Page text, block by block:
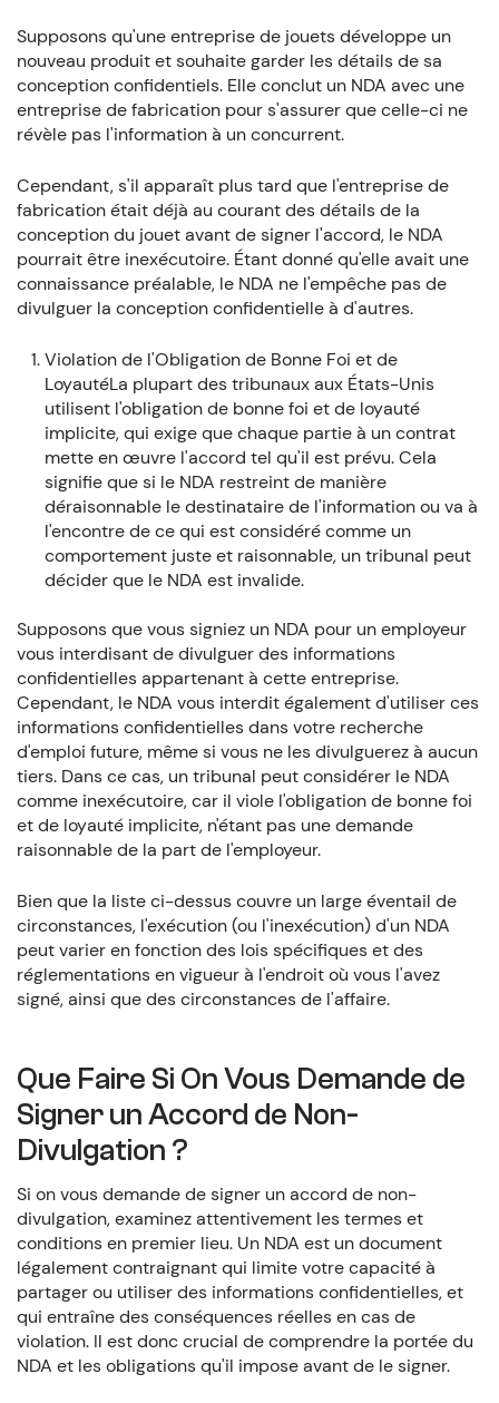
Supposons qu'une entreprise de jouets développe un
nouveau produit et souhaite garder les détails de sa
conception confidentiels. Elle conclut un NDA avec une
entreprise de fabrication pour s'assurer que celle-ci ne
révèle pas l'information à un concurrent.
Cependant, s'il apparaît plus tard que l'entreprise de
fabrication était déjà au courant des détails de la
conception du jouet avant de signer l'accord, le NDA
pourrait être inexécutoire. Étant donné qu'elle avait une
connaissance préalable, le NDA ne l'empêche pas de
divulguer la conception confidentielle à d'autres.
Violation de l'Obligation de Bonne Foi et de
LoyautéLa plupart des tribunaux aux États-Unis
utilisent l'obligation de bonne foi et de loyauté
implicite, qui exige que chaque partie à un contrat
mette en œuvre l'accord tel qu'il est prévu. Cela
signifie que si le NDA restreint de manière
déraisonnable le destinataire de l'information ou va à
l'encontre de ce qui est considéré comme un
comportement juste et raisonnable, un tribunal peut
décider que le NDA est invalide.
Supposons que vous signiez un NDA pour un employeur
vous interdisant de divulguer des informations
confidentielles appartenant à cette entreprise.
Cependant, le NDA vous interdit également d'utiliser ces
informations confidentielles dans votre recherche
d'emploi future, même si vous ne les divulguerez à aucun
tiers. Dans ce cas, un tribunal peut considérer le NDA
comme inexécutoire, car il viole l'obligation de bonne foi
et de loyauté implicite, n'étant pas une demande
raisonnable de la part de l'employeur.
Bien que la liste ci-dessus couvre un large éventail de
circonstances, l'exécution (ou l'inexécution) d'un NDA
peut varier en fonction des lois spécifiques et des
réglementations en vigueur à l'endroit où vous l'avez
signé, ainsi que des circonstances de l'affaire.
Que Faire Si On Vous Demande de
Signer un Accord de Non-
Divulgation ?
Si on vous demande de signer un accord de non-
divulgation, examinez attentivement les termes et
conditions en premier lieu. Un NDA est un document
légalement contraignant qui limite votre capacité à
partager ou utiliser des informations confidentielles, et
qui entraîne des conséquences réelles en cas de
violation. Il est donc crucial de comprendre la portée du
NDA et les obligations qu'il impose avant de le signer.